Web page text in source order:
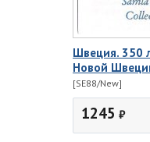
Швеция. 350
Новой
[SE88/New]
1245 ₽